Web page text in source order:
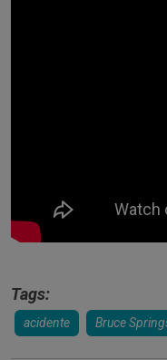
Tags:
acidente Bruce